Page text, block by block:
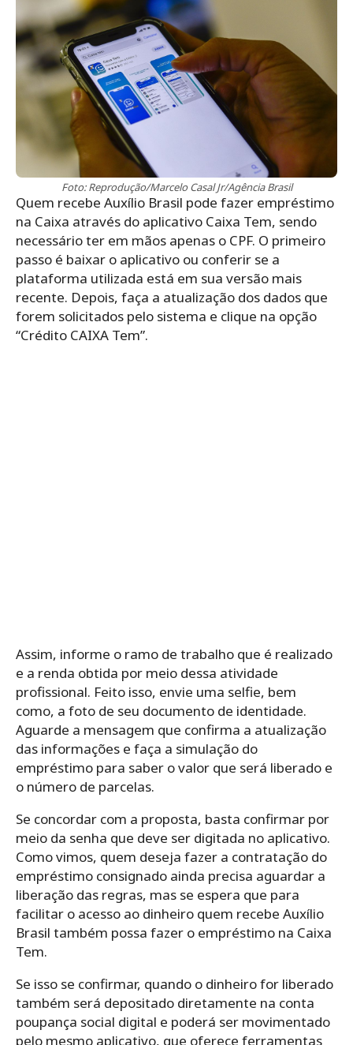
Foto: Reprodução/Marcelo Casal Jr/Agência Brasil
Quem recebe Auxílio Brasil pode fazer empréstimo
na Caixa através do aplicativo Caixa Tem, sendo
necessário ter em mãos apenas o CPF. O primeiro
passo é baixar o aplicativo ou conferir se a
plataforma utilizada está em sua versão mais
recente. Depois, faça a atualização dos dados que
forem solicitados pelo sistema e clique na opção
“Crédito CAIXA Tem”.
Assim, informe o ramo de trabalho que é realizado
e a renda obtida por meio dessa atividade
profissional. Feito isso, envie uma selfie, bem
como, a foto de seu documento de identidade.
Aguarde a mensagem que confirma a atualização
das informações e faça a simulação do
empréstimo para saber o valor que será liberado e
o número de parcelas.
Se concordar com a proposta, basta confirmar por
meio da senha que deve ser digitada no aplicativo.
Como vimos, quem deseja fazer a contratação do
empréstimo consignado ainda precisa aguardar a
liberação das regras, mas se espera que para
facilitar o acesso ao dinheiro quem recebe Auxílio
Brasil também possa fazer o empréstimo na Caixa
Tem.
Se isso se confirmar, quando o dinheiro for liberado
também será depositado diretamente na conta
poupança social digital e poderá ser movimentado
pelo mesmo aplicativo, que oferece ferramentas